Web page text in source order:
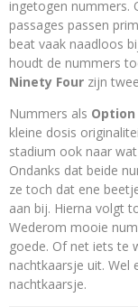
ingetogen nummers.
passages passen
beat vaak naadloos
houdt de nummers
Ninety Four zijn
Nummers als Option
kleine dosis
stadium ook naar
Ondanks dat beide
ze toch dat ene
aan bij. Hierna volgt
Wederom mooie
goede. Of net iets te
nachtkaarsje uit. Wel
nachtkaarsje.